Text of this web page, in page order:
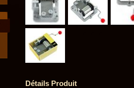
Détails Produit